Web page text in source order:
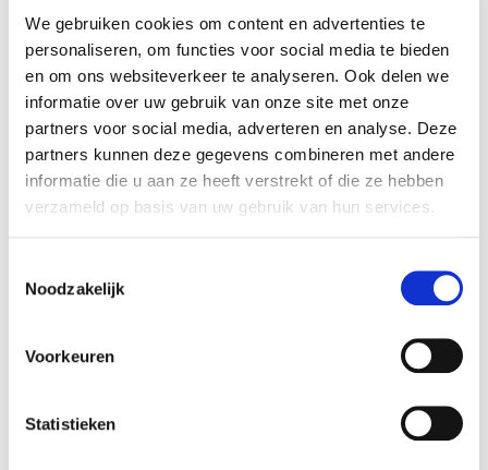
We gebruiken cookies om content en advertenties te
personaliseren, om functies voor social media te bieden
en om ons websiteverkeer te analyseren. Ook delen we
informatie over uw gebruik van onze site met onze
partners voor social media, adverteren en analyse. Deze
partners kunnen deze gegevens combineren met andere
informatie die u aan ze heeft verstrekt of die ze hebben
verzameld op basis van uw gebruik van hun services.
Noodzakelijk
Voorkeuren
Statistieken
verwelkomt jaarlijks 2 miljoen bezoekers. Chambord
wordt beschermd door een omheining van 32 kilometer
lang. Herten en everzwijnen floreren in het gebied dat ook
150 soorten vogels en meer dan 650 plantensoorten
heeft, waaronder 150 bijzondere soorten.
Duurzaam beheerd bos
natuurgebieden voor het behoudt en herstel van
biodiversiteit. Het bos wordt volgens de PEFC eisen
bossen kantoor). Het beheer van Chambord respecteert
functies van het bos, want het evenwicht tussen deze drie
pijlers vormen de kern van PEFC.